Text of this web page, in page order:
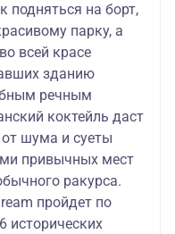
подняться на борт,
парку, а
всей красе
зданию
речным
коктейль даст
шума и суеты
привычных мест
ракурса.
пройдет по
исторических